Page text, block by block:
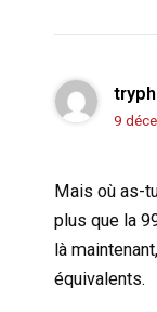
9
Mais où as-
plus que la
là
équivalents.